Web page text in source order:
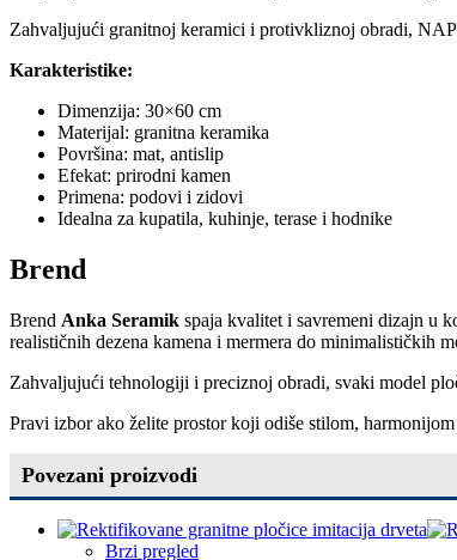
Zahvaljujući granitnoj keramici i protivkliznoj obradi,
Karakteristike:
Dimenzija: 30×60 cm
Materijal: granitna keramika
Površina: mat, antislip
Efekat: prirodni kamen
Primena: podovi i zidovi
Idealna za kupatila, kuhinje, terase i hodnike
Brend
Brend Anka Seramik spaja kvalitet i savremeni dizajn u
realističnih dezena kamena i mermera do minimalističkih
Zahvaljujući tehnologiji i preciznoj obradi, svaki model
Pravi izbor ako želite prostor koji odiše stilom,
Povezani proizvodi
Brzi pregled